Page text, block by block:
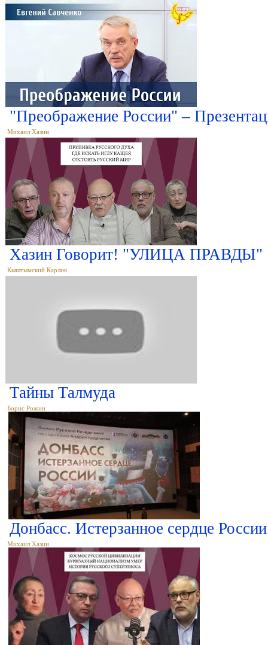
"Преображение России" –
Михаил Хазин
Хазин Говорит! "УЛИЦА ПРАВДЫ"
Кыштымский Карлик
Тайны Талмуда
Борис Рожин
Донбасс. Истерзанное сердце России
Михаил Хазин